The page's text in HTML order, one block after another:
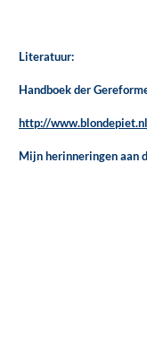
Literatuur:
Handboek der
http://
Mijn herinneringen aan